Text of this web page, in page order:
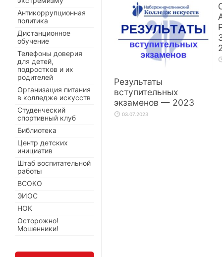
Результаты
вступительных
экзаменов — 2023
03.07.2023
Антикоррупционная
политика
Дистанционное
обучение
Телефоны доверия
для детей,
подростков и их
родителей
Организация питания
в колледже искусств
Студенческий
спортивный клуб
Библиотека
Центр детских
инициатив
Штаб воспитательной
работы
ВСОКО
ЭИОС
НОК
Осторожно!
Мошенники!